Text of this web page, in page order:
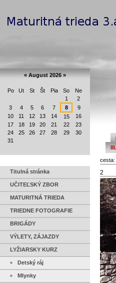
cesta:
2
«August 2026»
Po Ut St Št Pia So
Ne
1
2
3
4 5 6 7 8
9
10
11 12 13 14 15
16
17
18 19 20 21 22
23
24
25 26 27 28 29
30
31
Titulná stránka
UČITEĽSKÝ ZBOR
MATURITNÁ TRIEDA
TRIEDNE FOTOGRAFIE
BRIGÁDY
VÝLETY, ZÁJAZDY
LYŽIARSKY KURZ
Detský ráj
Mlynky